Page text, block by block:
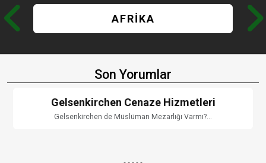
AFRİKA
Son Yorumlar
Gelsenkirchen Cenaze Hizmetleri
Gelsenkirchen de Müslüman Mezarlığı Varmı?...